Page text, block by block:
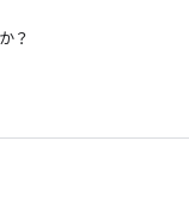
たものを含め、ド
複製に以下の内容
ントまたは二次
所に記載された
？